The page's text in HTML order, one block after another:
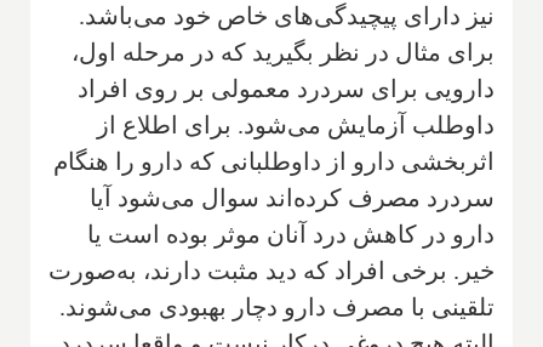
نیز دارای پیچیدگی‌های خاص خود می‌باشد.
برای مثال در نظر بگیرید که در مرحله اول،
دارویی برای سردرد معمولی بر روی افراد
داوطلب آزمایش می‌شود. برای اطلاع از
اثربخشی دارو از داوطلبانی که دارو را هنگام
سردرد مصرف کرده‌اند سوال می‌شود آیا
دارو در کاهش درد آنان موثر بوده است یا
خیر. برخی افراد که دید مثبت دارند، به‌صورت
تلقینی با مصرف دارو دچار بهبودی می‌شوند.